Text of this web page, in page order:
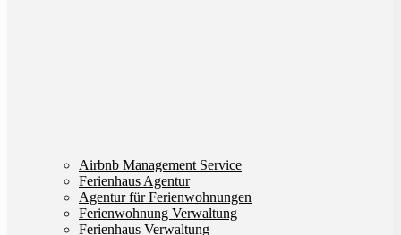
Airbnb Management Service
Ferienhaus Agentur
Agentur für Ferienwohnungen
Ferienwohnung Verwaltung
Ferienhaus Verwaltung